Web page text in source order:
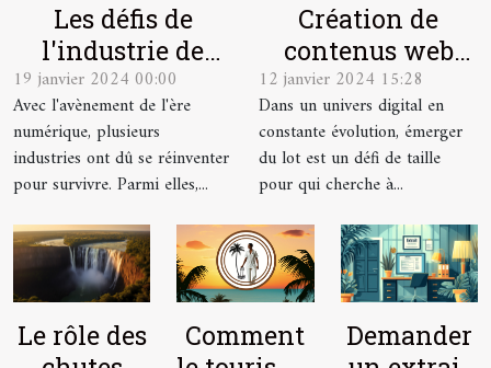
Les défis de
l'industrie de
l'imprimerie à
l'ère du
numérique
19 janvier 2024 00:00
Avec l'avènement de l'ère
numérique, plusieurs
industries ont dû se réinventer
pour survivre. Parmi elles,...
Création de
contenus web
optimisés SEO
avec ChatGPT
pour augmenter
la visibilité en
12 janvier 2024 15:28
Dans un univers digital en
constante évolution, émerger
du lot est un défi de taille
pour qui cherche à...
Le rôle des
Comment
Demander